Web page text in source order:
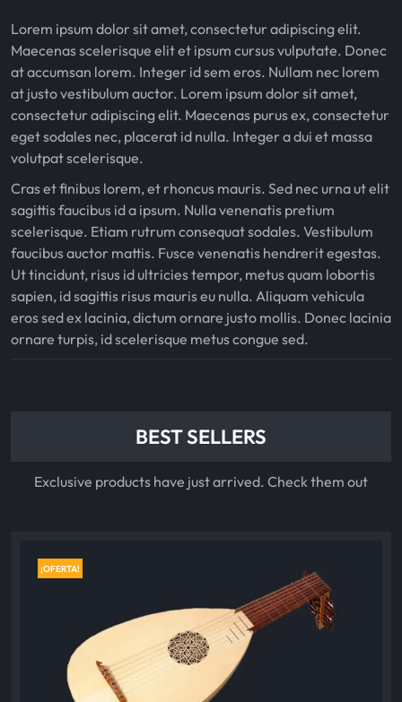
8
0
.
0
0
.
.
0
0
.
Lorem ipsum dolor sit amet, consectetur adipiscing elit.
Maecenas scelerisque elit et ipsum cursus vulputate. Donec
at accumsan lorem. Integer id sem eros. Nullam nec lorem
at justo vestibulum auctor. Lorem ipsum dolor sit amet,
consectetur adipiscing elit. Maecenas purus ex, consectetur
eget sodales nec, placerat id nulla. Integer a dui et massa
volutpat scelerisque.
Cras et finibus lorem, et rhoncus mauris. Sed nec urna ut elit
sagittis faucibus id a ipsum. Nulla venenatis pretium
scelerisque. Etiam rutrum consequat sodales. Vestibulum
faucibus auctor mattis. Fusce venenatis hendrerit egestas.
Ut tincidunt, risus id ultricies tempor, metus quam lobortis
sapien, id sagittis risus mauris eu nulla. Aliquam vehicula
eros sed ex lacinia, dictum ornare justo mollis. Donec lacinia
ornare turpis, id scelerisque metus congue sed.
BEST SELLERS
Exclusive products have just arrived. Check them out
¡OFERTA!